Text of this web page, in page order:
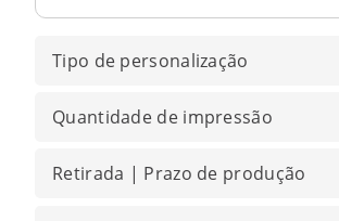
Tipo de personalização
Quantidade de impressão
Retirada | Prazo de produção